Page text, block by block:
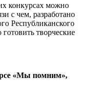
конкурсах можно
с чем, разработано
Республиканского
творческие
«Мы помним»,